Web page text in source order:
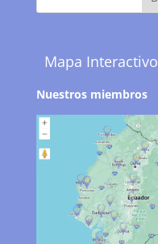
Mapa Interactivo
Nuestros miembros